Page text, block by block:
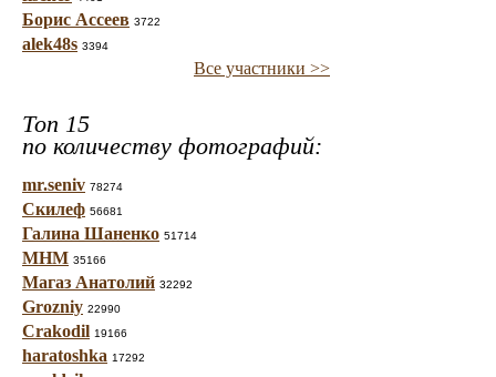
Борис Ассеев 3722
alek48s 3394
Все участники >>
Топ 15
по количеству фотографий:
mr.seniv 78274
Скилеф 56681
Галина Шаненко 51714
МНМ 35166
Магаз Анатолий 32292
Grozniy 22990
Crakodil 19166
haratoshka 17292